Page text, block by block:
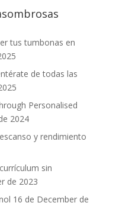
tus tumbonas en
de todas las
Personalised
2024
y rendimiento
sin
de 2023
16 de December de